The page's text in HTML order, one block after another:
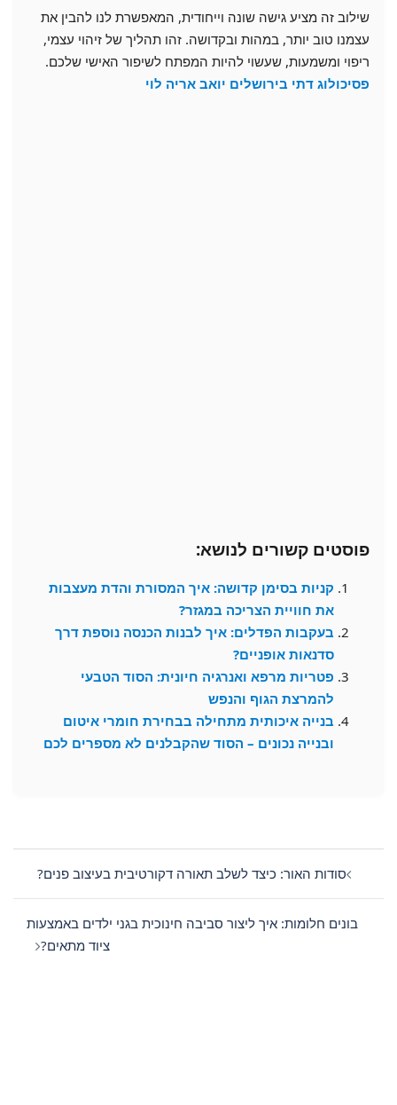
שילוב זה מציע גישה שונה וייחודית, המאפשרת לנו להבין את
עצמנו טוב יותר, במהות ובקדושה. זהו תהליך של זיהוי עצמי,
ריפוי ומשמעות, שעשוי להיות המפתח לשיפור האישי שלכם.
פסיכולוג דתי בירושלים יואב אריה לוי
פוסטים קשורים לנושא:
קניות בסימן קדושה: איך המסורת והדת מעצבות
את חוויית הצריכה במגזר?
בעקבות הפדלים: איך לבנות הכנסה נוספת דרך
סדנאות אופניים?
פטריות מרפא ואנרגיה חיונית: הסוד הטבעי
להמרצת הגוף והנפש
בנייה איכותית מתחילה בבחירת חומרי איטום
ובנייה נכונים – הסוד שהקבלנים לא מספרים לכם
Post
navigationסודות האור: כיצד לשלב תאורה דקורטיבית בעיצוב פנים?
בונים חלומות: איך ליצור סביבה חינוכית בגני ילדים באמצעות
ציוד מתאים?